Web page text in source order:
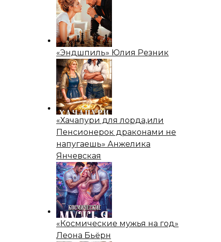
«Эндшпиль» Юлия Резник
«Хачапури для лорда,или
Пенсионерок драконами не
напугаешь» Анжелика
Янчевская
«Космические мужья на год»
Леона Бьёрн